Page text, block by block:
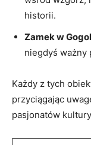
historii.
Zamek w
niegdyś ważny
Każdy z tych
przyciągając‌
pasjonatów​